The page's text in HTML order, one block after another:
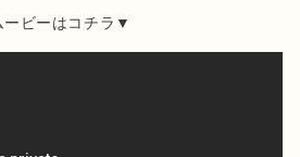
ービーはコチラ▼